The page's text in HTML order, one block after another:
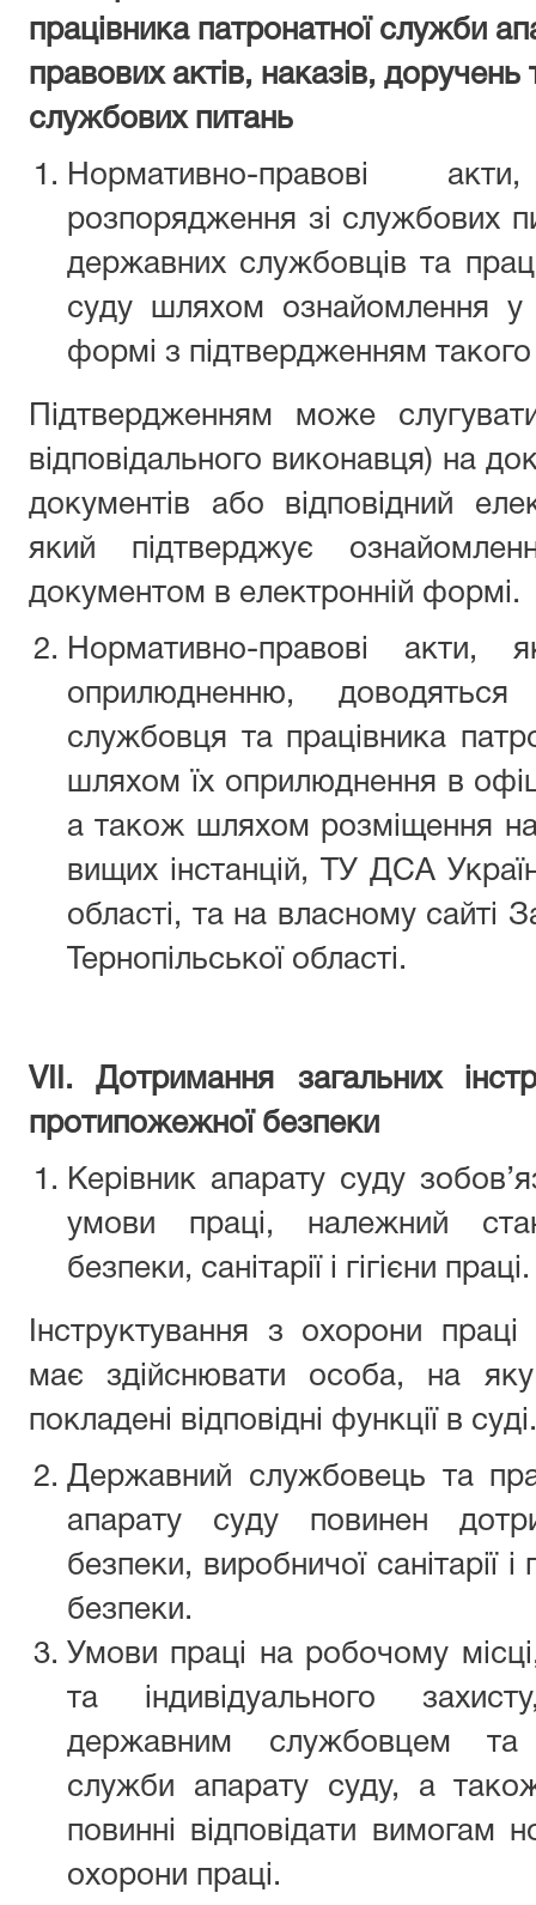
працівника патронатної служби
правових актів, наказів,
службових питань
Нормативно-правові
розпорядження зі службових
державних службовців та
суду шляхом ознайомлення у
формі з підтвердженням
Підтвердженням може
відповідального виконавця) на
документів або відповідний
який підтверджує
документом в електронній формі.
Нормативно-правові акти,
оприлюдненню,
службовця та працівника
шляхом їх оприлюднення в
а також шляхом розміщення на
вищих інстанцій, ТУ ДСА
області, та на власному сайті
Тернопільської області.
VІІ. Дотримання загальних
протипожежної безпеки
Керівник апарату суду
умови праці, належний
безпеки, санітарії і гігієни праці.
Інструктування з охорони
має здійснювати особа, на
покладені відповідні функції в суді.
Державний службовець та
апарату суду повинен
безпеки, виробничої санітарії
безпеки.
Умови праці на робочому
та індивідуального
державним службовцем та
служби апарату суду, а
повинні відповідати вимогам
охорони праці.